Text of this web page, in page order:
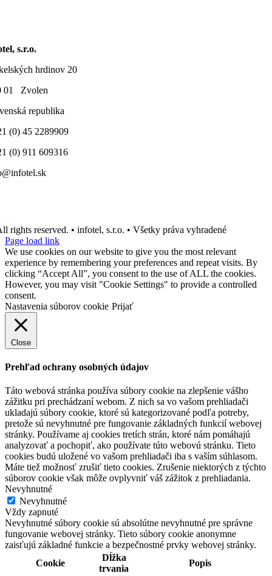
s.r.o.
hrdinov 20
01 Zvolen
republika
(0) 45 2289909
(0) 911 609316
rights reserved. • infotel, s.r.o. • Všetky práva vyhradené
Page load link
We use cookies on our website to give you the most relevant
experience by remembering your preferences and repeat visits. By
clicking “Accept All”, you consent to the use of ALL the cookies.
However, you may visit "Cookie Settings" to provide a controlled
consent.
Nastavenia súborov cookie Prijať
Close
Prehľad ochrany osobných údajov
Táto webová stránka používa súbory cookie na zlepšenie vášho
zážitku pri prechádzaní webom. Z nich sa vo vašom prehliadači
ukladajú súbory cookie, ktoré sú kategorizované podľa potreby,
pretože sú nevyhnutné pre fungovanie základných funkcií webovej
stránky. Používame aj cookies tretích strán, ktoré nám pomáhajú
analyzovať a pochopiť, ako používate túto webovú stránku. Tieto
cookies budú uložené vo vašom prehliadači iba s vaším súhlasom.
Máte tiež možnosť zrušiť tieto cookies. Zrušenie niektorých z týchto
súborov cookie však môže ovplyvniť váš zážitok z prehliadania.
Nevyhnutné
Nevyhnutné
Vždy zapnuté
Nevyhnutné súbory cookie sú absolútne nevyhnutné pre správne
fungovanie webovej stránky. Tieto súbory cookie anonymne
zaisťujú základné funkcie a bezpečnostné prvky webovej stránky.
Cookie
Dĺžka
trvania
Popis